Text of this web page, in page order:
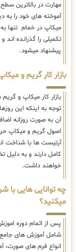
مهارت در بالاترین
آموخته های خود را به
میکاپ در خمام تنها به
پیشنهاد میشود.
بازار کار گریم و
بازار کار میکاپ و
توجه به اینکه این
آن به صورت روزانه
اصول گریم و میکاپ
آرتیست ها با شناخت
کامل دارند و به دلیل
خواهند داشت.
چه توانایی هایی
میکنید؟
پس از اتمام دوره
شامل آموزش های جامع
انواع فرم های صورت،